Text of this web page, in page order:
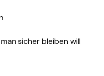
sicher bleiben will